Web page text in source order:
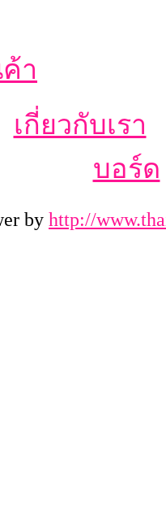
า
เกี่ยวกับเรา
บอร์ด
by http://